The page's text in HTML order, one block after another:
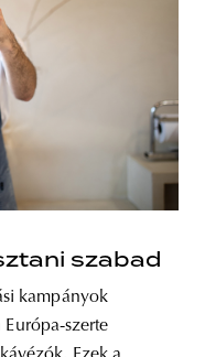
szabad
kampányok
szerte